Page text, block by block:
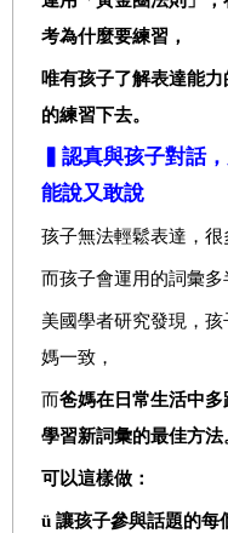
考為什麼要練習，
唯有孩子了解表達能
的練習下去。
▍認真與孩子對話
能說又敢說
孩子無法輕鬆表達，很
而孩子會運用的詞彙多
美國學者研究發現，
媽一致，
而爸媽在日常生活中
學習新詞彙的最佳方法
可以這樣做：
ü 讓孩子參與話題的每